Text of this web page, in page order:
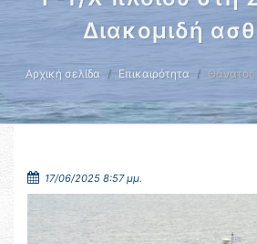
Διακομιδή
Αρχική σελίδα Επικαιρότητα Θάνατος
17/06/2025 8:57 μμ.